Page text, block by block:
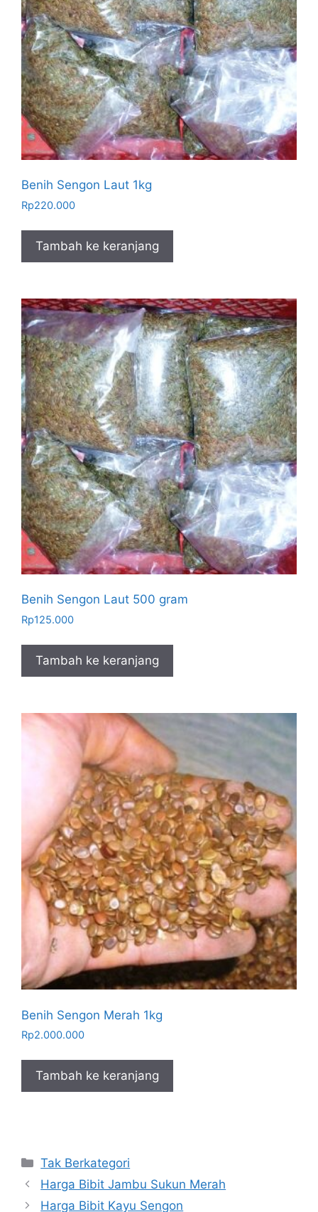
Benih Sengon Laut 1kg
Rp220.000
Tambah ke keranjang
Benih Sengon Laut 500 gram
Rp125.000
Tambah ke keranjang
Benih Sengon Merah 1kg
Rp2.000.000
Tambah ke keranjang
Kategori
Tak Berkategori
Harga Bibit Jambu Sukun Merah
Harga Bibit Kayu Sengon